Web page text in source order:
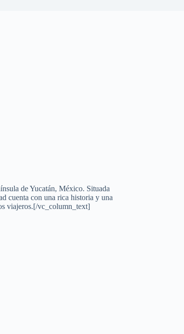
de Yucatán, México. Situada
cuenta con una rica historia y una
viajeros.[/vc_column_text]